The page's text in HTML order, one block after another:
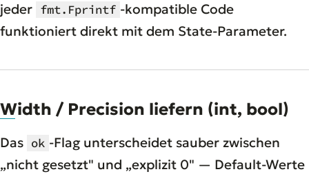
jeder fmt.Fprintf -kompatible Code
funktioniert direkt mit dem State-Parameter.
Width / Precision liefern (int, bool)
Das ok -Flag unterscheidet sauber zwischen
„nicht gesetzt" und „explizit 0" — Default-Werte